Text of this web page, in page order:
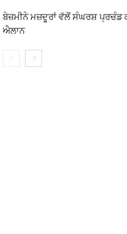
ਬੇਜ਼ਮੀਨੇ ਮਜ਼ਦੂਰਾਂ ਵੱਲੋਂ ਸੰਘਰਸ਼ ਪ੍ਰਚੰਡ
ਐਲਾਨ